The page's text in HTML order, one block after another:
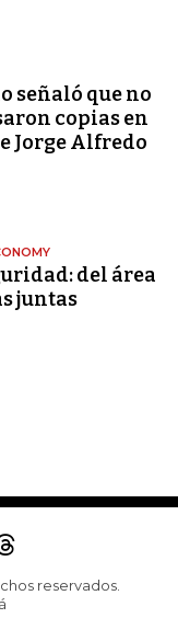
señaló que no
copias en
Jorge Alfredo
del área
juntas
reservados.